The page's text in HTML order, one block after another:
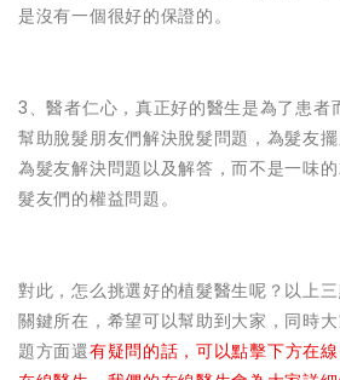
是沒有一個很好的保證的。
3、醫者仁心，真正好的醫生是為了患者
幫助脫髮朋友們解決脫髮問題，為髮友
為髮友解決問題以及解答，而不是一味
髮友們的權益問題。
對此，怎么挑選好的植髮醫生呢？以上
關鍵所在，希望可以幫助到大家，同時
題方面還有疑問的話，可以點擊下方在